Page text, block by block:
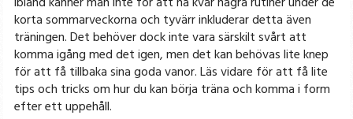
korta sommarveckorna och tyvärr inkluderar detta även
träningen. Det behöver dock inte vara särskilt svårt att
komma igång med det igen, men det kan behövas lite knep
för att få tillbaka sina goda vanor. Läs vidare för att få lite
tips och tricks om hur du kan börja träna och komma i form
efter ett uppehåll.